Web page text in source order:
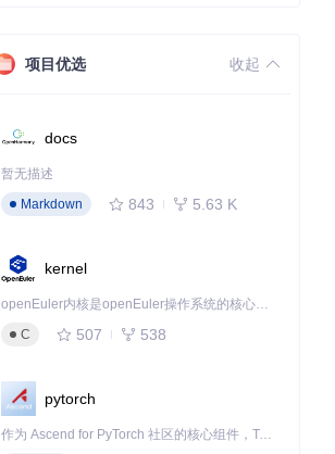
项目优选 收起
docs
暂无描述
Markdown
843 5.63 K
kernel
openEuler内核是openEuler操作系统的核心，既是系统性能与稳定性的基石，也是连接处理器、设备与服务的桥梁。
C
507 538
pytorch
作为 Ascend for PyTorch 社区的核心组件，TorchNPU 是昇腾专为 PyTorch 打造的深度学习适配插件，使 PyTorch 框架能够直接调用昇腾 NPU，为开发者提供昇腾 AI 处理器的超强算力。